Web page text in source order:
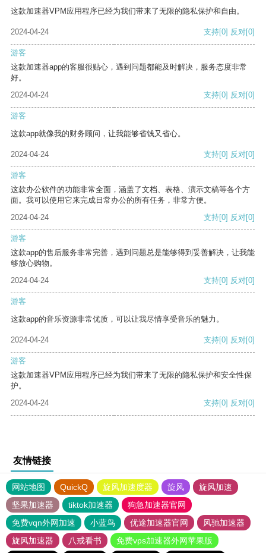
这款加速器VPM应用程序已经为我们带来了无限的隐私保护和自由。
2024-04-24 支持[0] 反对[0]
游客
这款加速器app的客服很贴心，遇到问题都能及时解决，服务态度非常
好。
2024-04-24
支持[0] 反对[0]
游客
这款app就像我的财务顾问，让我能够省钱又省心。
2024-04-24 支持[0] 反对[0]
游客
这款办公软件的功能非常全面，涵盖了文档、表格、演示文稿等各个方
面。我可以使用它来完成日常办公的所有任务，非常方便。
2024-04-24
支持[0] 反对[0]
游客
这款app的售后服务非常完善，遇到问题总是能够得到妥善解决，让我能
够放心购物。
2024-04-24
支持[0] 反对[0]
游客
这款app的音乐资源非常优质，可以让我尽情享受音乐的魅力。
2024-04-24 支持[0] 反对[0]
游客
这款加速器VPM应用程序已经为我们带来了无限的隐私保护和安全性保
护。
2024-04-24
支持[0] 反对[0]
友情链接
网站地图 QuickQ 旋风加速度器 旋风
旋风加速
坚果加速器
tiktok加速器
狗急加速器官网
免费vqn外网加速
小蓝鸟 优途加速器官网
风驰加速器
旋风加速器
八戒看书 免费vps加速器外网苹果版